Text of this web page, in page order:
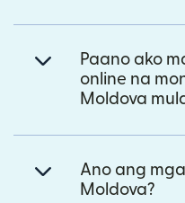
Paano ako
online na
Moldova
Ano ang
Moldova?